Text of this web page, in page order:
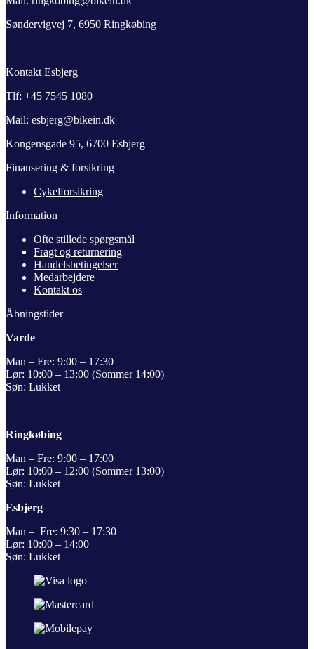
Søndervigvej 7, 6950 Ringkøbing
Kontakt Esbjerg
Tlf: +45 7545 1080
Mail: esbjerg@bikein.dk
Kongensgade 95, 6700 Esbjerg
Finansering & forsikring
Cykelforsikring
Information
Ofte stillede spørgsmål
Fragt og returnering
Handelsbetingelser
Medarbejdere
Kontakt os
Åbningstider
Varde
Man – Fre: 9:00 – 17:30
Lør: 10:00 – 13:00 (Sommer 14:00)
Søn: Lukket
Ringkøbing
Man – Fre: 9:00 – 17:00
Lør: 10:00 – 12:00 (Sommer 13:00)
Søn: Lukket
Esbjerg
Man – Fre: 9:30 – 17:30
Lør: 10:00 – 14:00
Søn: Lukket